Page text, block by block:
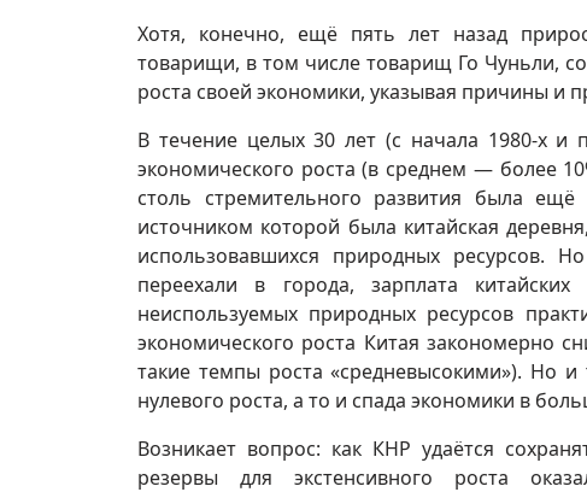
Хотя, конечно, ещё пять лет назад
товарищи, в том числе товарищ Го Чуньли,
роста своей экономики, указывая причины и
В течение целых 30 лет (с начала 1980-х
экономического роста (в среднем — более
столь стремительного развития была
источником которой была китайская
использовавшихся природных ресурсов.
переехали в города, зарплата
неиспользуемых природных ресурсов
экономического роста Китая закономерно
такие темпы роста «средневысокими»). Но
нулевого роста, а то и спада экономики в
Возникает вопрос: как КНР удаётся
резервы для экстенсивного роста